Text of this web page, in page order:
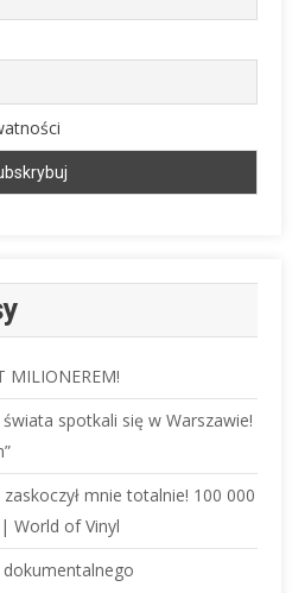
MILIONEREM!
świata spotkali się w Warszawie!
mnie totalnie! 100 000
World of Vinyl